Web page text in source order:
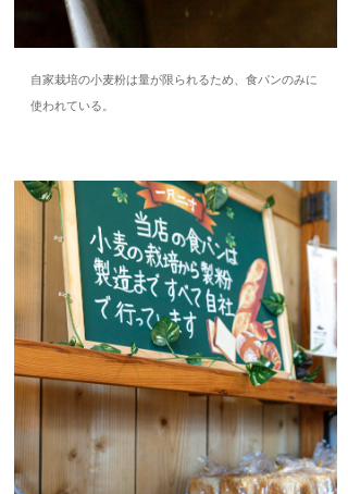
自家栽培の小麦粉は量が限られるため、食パンのみに
使われている。